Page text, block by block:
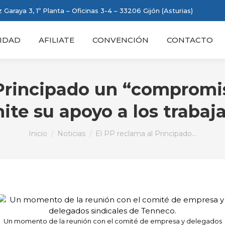
Garaya 3, 1º Planta – Oficinas 3-4 – 33206 Gijón (Asturias)
AFILIATE CONVENCIÓN CONTACTO
un
su apoyo a los
Estás aquí:
Inicio Noticias El PP reclama al Principado…
Un momento de la reunión con el comité de empresa y delegados